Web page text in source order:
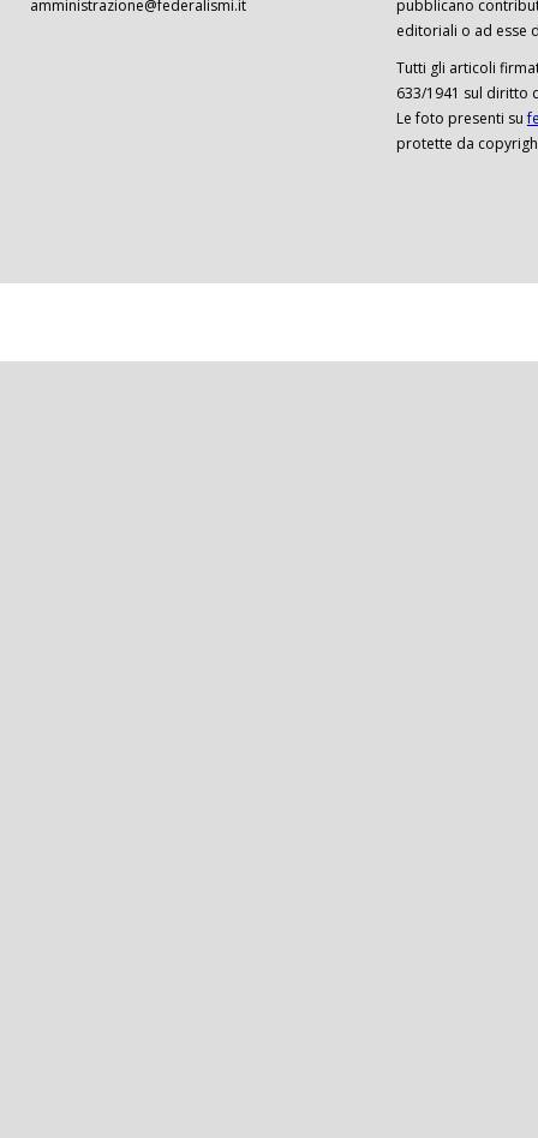
amministrazione@federalismi.it
pubblicano
editoriali o ad esse
Tutti gli articoli
633/1941 sul diritto
Le foto presenti su
protette da